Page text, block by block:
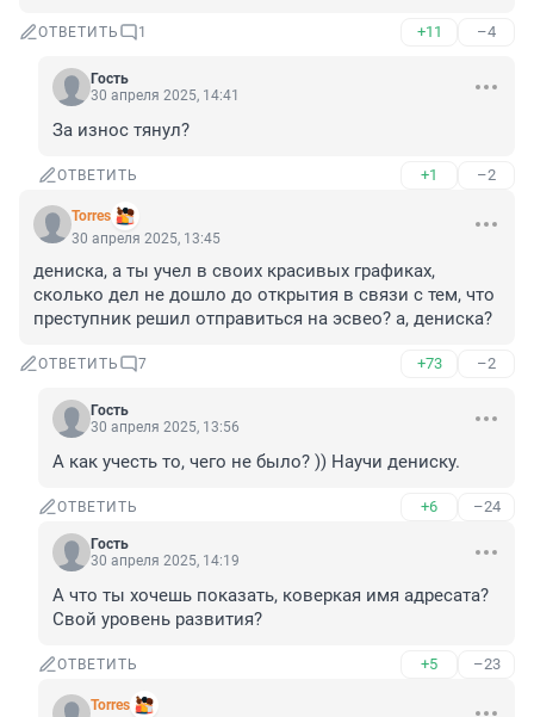
ОТВЕТИТЬ 1 +11 –4
Гость
30 апреля 2025, 14:41
За износ тянул?
ОТВЕТИТЬ +1 –2
Torres
30 апреля 2025, 13:45
дениска, а ты учел в своих красивых графиках,
сколько дел не дошло до открытия в связи с тем, что
преступник решил отправиться на эсвео? а, дениска?
ОТВЕТИТЬ 7 +73 –2
Гость
30 апреля 2025, 13:56
А как учесть то, чего не было? )) Научи дениску.
ОТВЕТИТЬ +6 –24
Гость
30 апреля 2025, 14:19
А что ты хочешь показать, коверкая имя адресата?
Свой уровень развития?
ОТВЕТИТЬ +5 –23
Torres